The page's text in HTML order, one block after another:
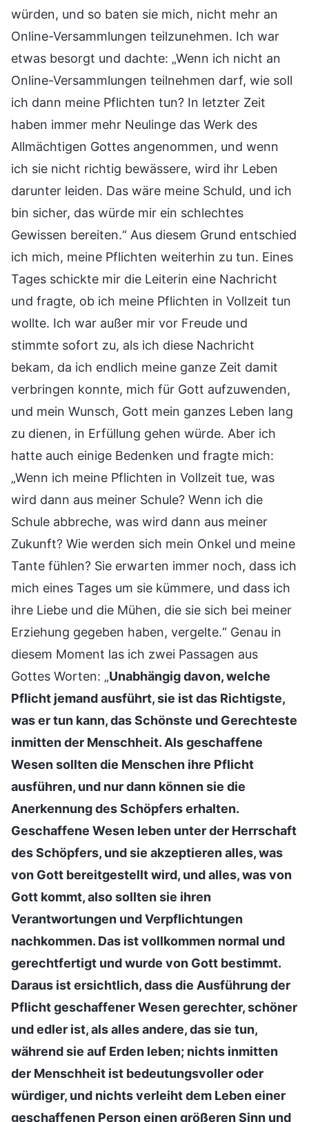
würden, und so baten sie mich, nicht mehr an
Online-Versammlungen teilzunehmen. Ich war
etwas besorgt und dachte: „Wenn ich nicht an
Online-Versammlungen teilnehmen darf, wie soll
ich dann meine Pflichten tun? In letzter Zeit
haben immer mehr Neulinge das Werk des
Allmächtigen Gottes angenommen, und wenn
ich sie nicht richtig bewässere, wird ihr Leben
darunter leiden. Das wäre meine Schuld, und ich
bin sicher, das würde mir ein schlechtes
Gewissen bereiten.“ Aus diesem Grund entschied
ich mich, meine Pflichten weiterhin zu tun. Eines
Tages schickte mir die Leiterin eine Nachricht
und fragte, ob ich meine Pflichten in Vollzeit tun
wollte. Ich war außer mir vor Freude und
stimmte sofort zu, als ich diese Nachricht
bekam, da ich endlich meine ganze Zeit damit
verbringen konnte, mich für Gott aufzuwenden,
und mein Wunsch, Gott mein ganzes Leben lang
zu dienen, in Erfüllung gehen würde. Aber ich
hatte auch einige Bedenken und fragte mich:
„Wenn ich meine Pflichten in Vollzeit tue, was
wird dann aus meiner Schule? Wenn ich die
Schule abbreche, was wird dann aus meiner
Zukunft? Wie werden sich mein Onkel und meine
Tante fühlen? Sie erwarten immer noch, dass ich
mich eines Tages um sie kümmere, und dass ich
ihre Liebe und die Mühen, die sie sich bei meiner
Erziehung gegeben haben, vergelte.“ Genau in
diesem Moment las ich zwei Passagen aus
Gottes Worten: „Unabhängig davon, welche
Pflicht jemand ausführt, sie ist das Richtigste,
was er tun kann, das Schönste und Gerechteste
inmitten der Menschheit. Als geschaffene
Wesen sollten die Menschen ihre Pflicht
ausführen, und nur dann können sie die
Anerkennung des Schöpfers erhalten.
Geschaffene Wesen leben unter der Herrschaft
des Schöpfers, und sie akzeptieren alles, was
von Gott bereitgestellt wird, und alles, was von
Gott kommt, also sollten sie ihren
Verantwortungen und Verpflichtungen
nachkommen. Das ist vollkommen normal und
gerechtfertigt und wurde von Gott bestimmt.
Daraus ist ersichtlich, dass die Ausführung der
Pflicht geschaffener Wesen gerechter, schöner
und edler ist, als alles andere, das sie tun,
während sie auf Erden leben; nichts inmitten
der Menschheit ist bedeutungsvoller oder
würdiger, und nichts verleiht dem Leben einer
geschaffenen Person einen größeren Sinn und